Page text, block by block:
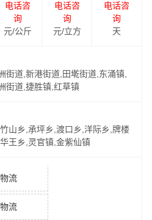
电话咨
询
元/公斤
电话咨
询
元/立方
电话咨
询
天
街道,新港街道,田墘街道,东涌镇,
街道,捷胜镇,红草镇
山乡,承坪乡,渡口乡,洋际乡,牌楼
王乡,灵官镇,金紫仙镇
流
流